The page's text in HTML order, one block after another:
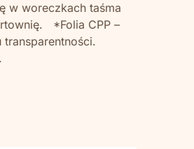
w woreczkach taśma
*Folia CPP –